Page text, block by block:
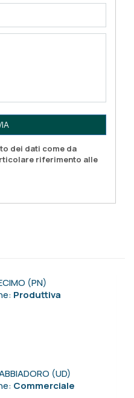
dei dati come da
riferimento alle
(PN)
Produttiva
(UD)
Commerciale